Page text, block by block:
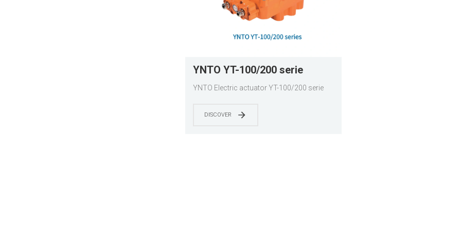
YNTO YT-100/200 serie
YNTO Electric actuator YT-100/200 serie
DISCOVER